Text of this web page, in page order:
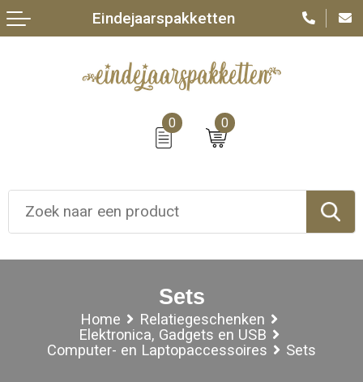
0 0
Eindejaarspakketten
Sets
Home
Relatiegeschenken
Elektronica, Gadgets en USB
Computer- en Laptopaccessoires
Sets